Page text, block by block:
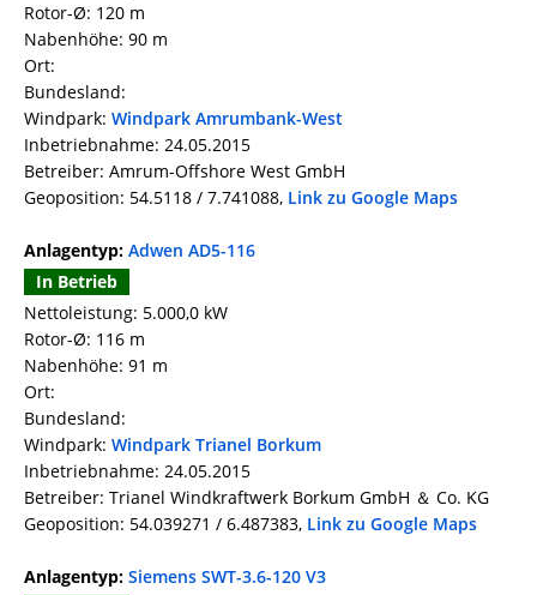
Rotor-Ø: 120 m
Nabenhöhe: 90 m
Ort:
Bundesland:
Windpark: Windpark Amrumbank-West
Inbetriebnahme: 24.05.2015
Betreiber: Amrum-Offshore West GmbH
Geoposition: 54.5118 / 7.741088, Link zu Google Maps
Anlagentyp: Adwen AD5-116
In Betrieb
Nettoleistung: 5.000,0 kW
Rotor-Ø: 116 m
Nabenhöhe: 91 m
Ort:
Bundesland:
Windpark: Windpark Trianel Borkum
Inbetriebnahme: 24.05.2015
Betreiber: Trianel Windkraftwerk Borkum GmbH ＆ Co. KG
Geoposition: 54.039271 / 6.487383, Link zu Google Maps
Anlagentyp: Siemens SWT-3.6-120 V3